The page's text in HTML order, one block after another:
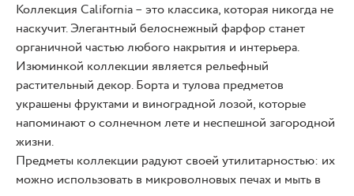
Коллекция California – это классика, которая никогда не
наскучит. Элегантный белоснежный фарфор станет
органичной частью любого накрытия и интерьера.
Изюминкой коллекции является рельефный
растительный декор. Борта и тулова предметов
украшены фруктами и виноградной лозой, которые
напоминают о солнечном лете и неспешной загородной
жизни.
Предметы коллекции радуют своей утилитарностью: их
можно использовать в микроволновых печах и мыть в